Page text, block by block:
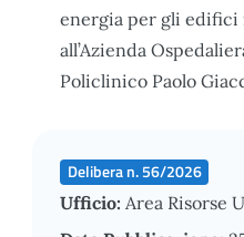
energia per gli edifici
all’Azienda
Policlinico Paolo
Delibera n. 56/2026
Ufficio: Area Risorse